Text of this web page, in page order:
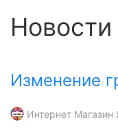
Новости
Изменение
Интернет Магазин